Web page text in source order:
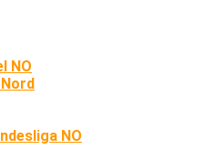
NO
NO